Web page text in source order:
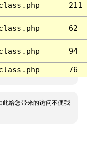
211
62
94
76
此给您带来的访问不便我